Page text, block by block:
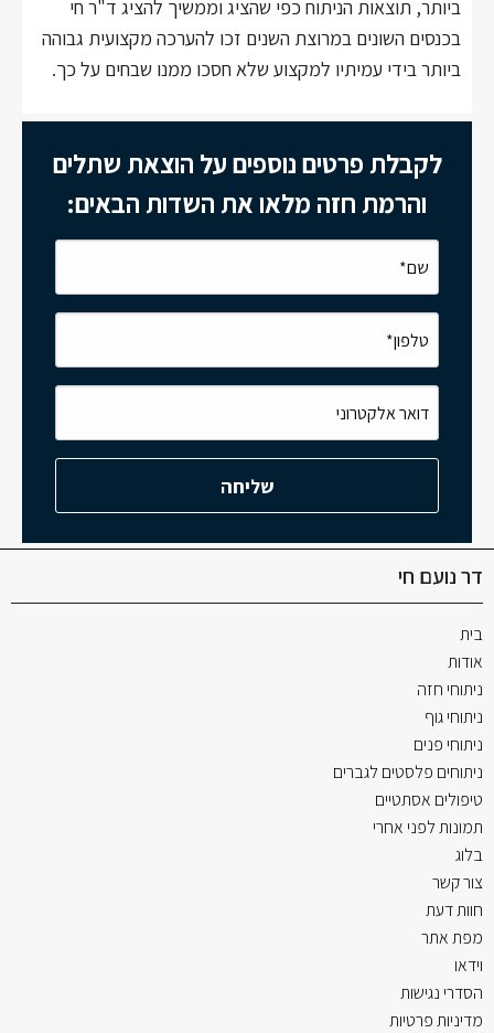
ביותר, תוצאות הניתוח כפי שהציג וממשיך להציג ד"ר חי
בכנסים השונים במרוצת השנים זכו להערכה מקצועית גבוהה
ביותר בידי עמיתיו למקצוע שלא חסכו ממנו שבחים על כך.
לקבלת פרטים נוספים על הוצאת שתלים
והרמת חזה מלאו את השדות הבאים:
דר נועם חי
בית
אודות
ניתוחי חזה
ניתוחי גוף
ניתוחי פנים
ניתוחים פלסטים לגברים
טיפולים אסתטיים
תמונות לפני אחרי
בלוג
צור קשר
חוות דעת
מפת אתר
וידאו
הסדרי נגישות
מדיניות פרטיות